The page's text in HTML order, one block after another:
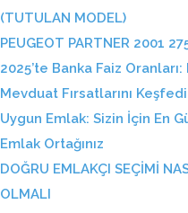
(TUTULAN MODEL)
PEUGEOT PARTNER 2001
2025’te Banka Faiz
Mevduat Fırsatlarını
Uygun Emlak: Sizin İçin En
Emlak Ortağınız
DOĞRU EMLAKÇI SEÇİMİ
OLMALI